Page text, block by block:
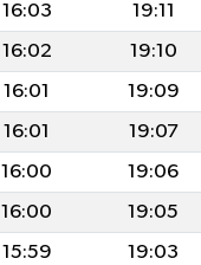
16:03 19:11
16:02 19:10
16:01 19:09
16:01 19:07
16:00 19:06
16:00 19:05
15:59 19:03